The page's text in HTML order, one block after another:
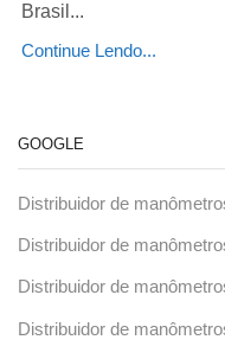
Brasil...
Continue Lendo...
GOOGLE
Distribuidor de
Distribuidor de
Distribuidor de
Distribuidor de